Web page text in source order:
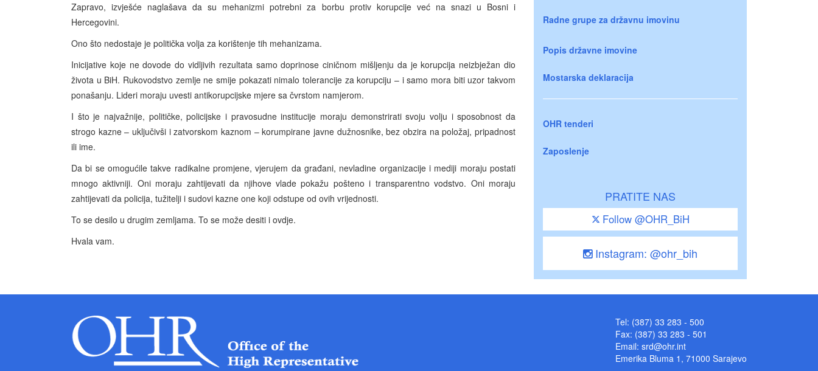
Zapravo, izvješće naglašava da su mehanizmi potrebni za borbu protiv korupcije već na snazi u Bosni i
Hercegovini.
Ono što nedostaje je politička volja za korištenje tih mehanizama.
Inicijative koje ne dovode do vidljivih rezultata samo doprinose ciničnom mišljenju da je korupcija neizbježan dio
života u BiH. Rukovodstvo zemlje ne smije pokazati nimalo tolerancije za korupciju – i samo mora biti uzor takvom
ponašanju. Lideri moraju uvesti antikorupcijske mjere sa čvrstom namjerom.
I što je najvažnije, političke, policijske i pravosudne institucije moraju demonstrirati svoju volju i sposobnost da
strogo kazne – uključivši i zatvorskom kaznom – korumpirane javne dužnosnike, bez obzira na položaj, pripadnost
ili ime.
Da bi se omogućile takve radikalne promjene, vjerujem da građani, nevladine organizacije i mediji moraju postati
mnogo aktivniji. Oni moraju zahtijevati da njihove vlade pokažu pošteno i transparentno vodstvo. Oni moraju
zahtijevati da policija, tužitelji i sudovi kazne one koji odstupe od ovih vrijednosti.
To se desilo u drugim zemljama. To se može desiti i ovdje.
Hvala vam.
Radne grupe za državnu imovinu
Popis državne imovine
Mostarska deklaracija
OHR tenderi
Zaposlenje
PRATITE NAS
Follow @OHR_BiH
Instagram: @ohr_bih
Tel: (387) 33 283 - 500
Fax: (387) 33 283 - 501
Email: srd@ohr.int
Emerika Bluma 1, 71000 Sarajevo